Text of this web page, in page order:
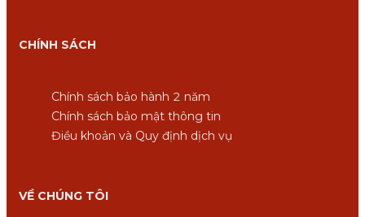
VỀ CHÚNG TÔI
CHÍNH SÁCH
Chính sách bảo hành 2 năm
Chính sách bảo mật thông tin
Điều khoản và Quy định dịch vụ